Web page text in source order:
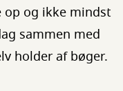
og ikke mindst
sammen med
holder af bøger.